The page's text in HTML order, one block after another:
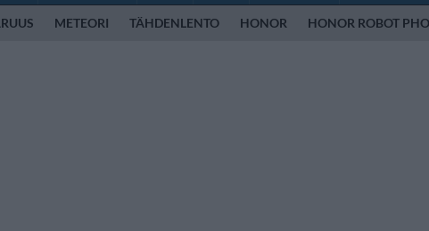
METEORI TÄHDENLENTO HONOR HONOR ROBOT